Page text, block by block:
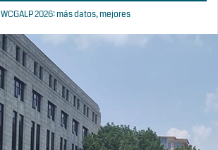
2026: más datos, mejores